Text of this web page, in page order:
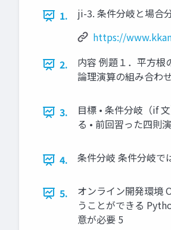
1.
ji-3. 条件分岐と場合
https://
2.
内容 例題１．平方根
論理演算の組み合わ
3.
目標 • 条件分岐（if
る • 前回習った四則
4. 条件分岐 条件分岐で
5.
オンライン開発環境
うことができる
意が必要 5